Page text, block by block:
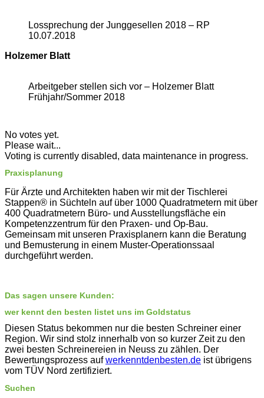
Lossprechung der Junggesellen 2018 – RP
10.07.2018
Holzemer Blatt
Arbeitgeber stellen sich vor – Holzemer Blatt
Frühjahr/Sommer 2018
No votes yet.
Please wait...
Voting is currently disabled, data maintenance in progress.
Praxisplanung
Für Ärzte und Architekten haben wir mit der Tischlerei
Stappen® in Süchteln auf über 1000 Quadratmetern mit über
400 Quadratmetern Büro- und Ausstellungsfläche ein
Kompetenzzentrum für den Praxen- und Op-Bau.
Gemeinsam mit unseren Praxisplanern kann die Beratung
und Bemusterung in einem Muster-Operationssaal
durchgeführt werden.
Das sagen unsere Kunden:
wer kennt den besten listet uns im Goldstatus
Diesen Status bekommen nur die besten Schreiner einer
Region. Wir sind stolz innerhalb von so kurzer Zeit zu den
zwei besten Schreinereien in Neuss zu zählen. Der
Bewertungsprozess aufwerkenntdenbesten.de ist übrigens
vom TÜV Nord zertifiziert.
Suchen